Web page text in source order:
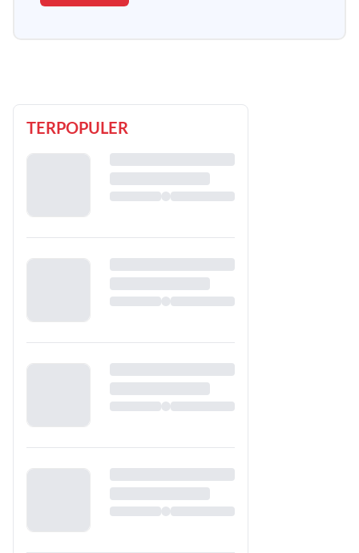
TERPOPULER